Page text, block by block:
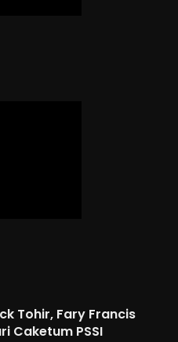
Tohir, Fary Francis
Caketum PSSI